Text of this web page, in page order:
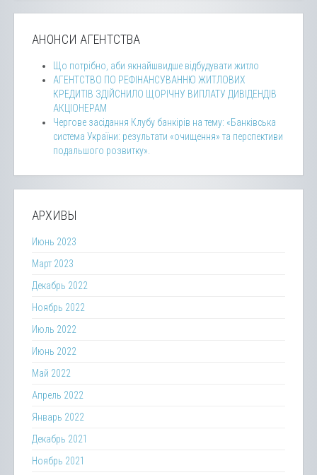
АНОНСИ АГЕНТСТВА
Що потрібно, аби якнайшвидше відбудувати житло
АГЕНТСТВО ПО РЕФІНАНСУВАННЮ ЖИТЛОВИХ
КРЕДИТІВ ЗДІЙСНИЛО ЩОРІЧНУ ВИПЛАТУ ДИВІДЕНДІВ
АКЦІОНЕРАМ
Чергове засідання Клубу банкірів на тему: «Банківська
система України: результати «очищення» та перспективи
подальшого розвитку».
АРХИВЫ
Июнь 2023
Март 2023
Декабрь 2022
Ноябрь 2022
Июль 2022
Июнь 2022
Май 2022
Апрель 2022
Январь 2022
Декабрь 2021
Ноябрь 2021